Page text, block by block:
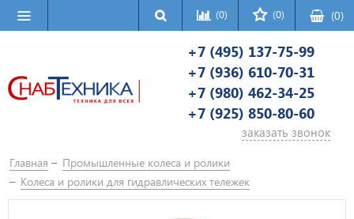
(0) (0) (0)
+7 (495) 137-75-99
+7 (936) 610-70-31
+7 (980) 462-34-25
+7 (925) 850-80-60
заказать звонок
Главная
Промышленные колеса и ролики
Колеса и ролики для гидравлических тележек